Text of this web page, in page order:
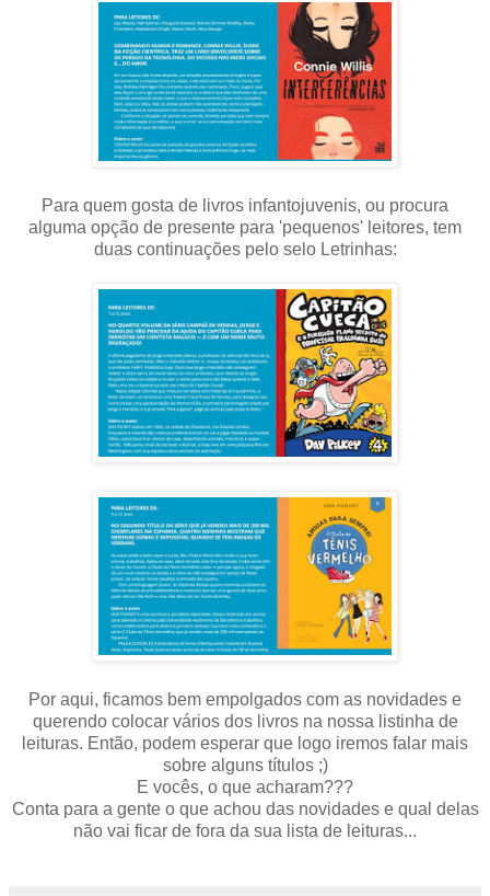
Para quem gosta de livros infantojuvenis, ou procura
alguma opção de presente para 'pequenos' leitores, tem
duas continuações pelo selo Letrinhas:
Por aqui, ficamos bem empolgados com as novidades e
querendo colocar vários dos livros na nossa listinha de
leituras. Então, podem esperar que logo iremos falar mais
sobre alguns títulos ;)
E vocês, o que acharam???
Conta para a gente o que achou das novidades e qual delas
não vai ficar de fora da sua lista de leituras...